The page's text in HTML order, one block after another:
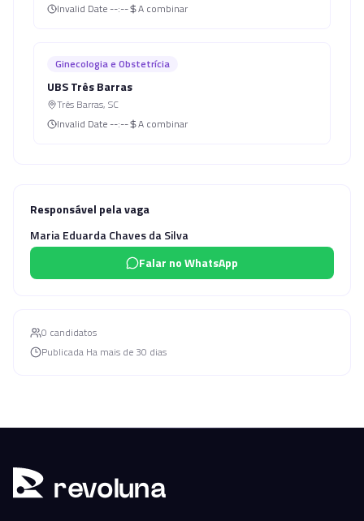
Invalid Date --:-- A combinar
Ginecologia e Obstetrícia
UBS Três Barras
Três Barras, SC
Invalid Date --:-- A combinar
Responsável pela vaga
Maria Eduarda Chaves da Silva
Falar no WhatsApp
0 candidatos
Publicada Ha mais de 30 dias
revoluna